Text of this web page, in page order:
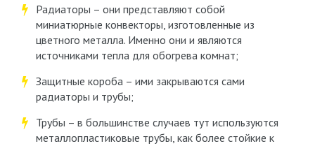
Радиаторы – они представляют собой
миниатюрные конвекторы, изготовленные из
цветного металла. Именно они и являются
источниками тепла для обогрева комнат;
Защитные короба – ими закрываются сами
радиаторы и трубы;
Трубы – в большинстве случаев тут используются
металлопластиковые трубы, как более стойкие к